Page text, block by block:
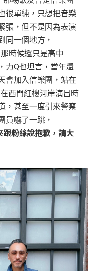
場歌友會是信樂團
很單純，只想把音樂
張，但不是因為表演
同一個地方，
時候還只是高中
力Q也坦言，當年還
會加入信樂團，站在
西門紅樓河岸演出時
，甚至一度引來警察
員嚇了一跳，
跟粉絲說抱歉，請大